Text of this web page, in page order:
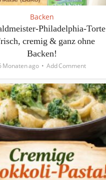
Backen
Philadelphia-Torte
cremig & ganz ohne
Backen!
Monaten ago Add Comment